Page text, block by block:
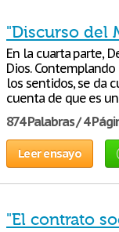
"Discurso del
En la cuarta parte,
Dios.
los sentidos, se da
cuenta de que es
874 Palabras / 4
Leer ensayo
"El contrato